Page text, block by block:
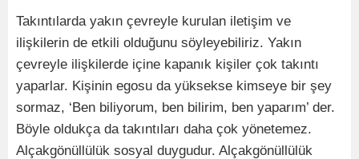
Takıntılarda yakın çevreyle kurulan iletişim ve
ilişkilerin de etkili olduğunu söyleyebiliriz. Yakın
çevreyle ilişkilerde içine kapanık kişiler çok takıntı
yaparlar. Kişinin egosu da yüksekse kimseye bir şey
sormaz, ‘Ben biliyorum, ben bilirim, ben yaparım’ der.
Böyle oldukça da takıntıları daha çok yönetemez.
Alçakgönüllülük sosyal duygudur. Alçakgönüllülük